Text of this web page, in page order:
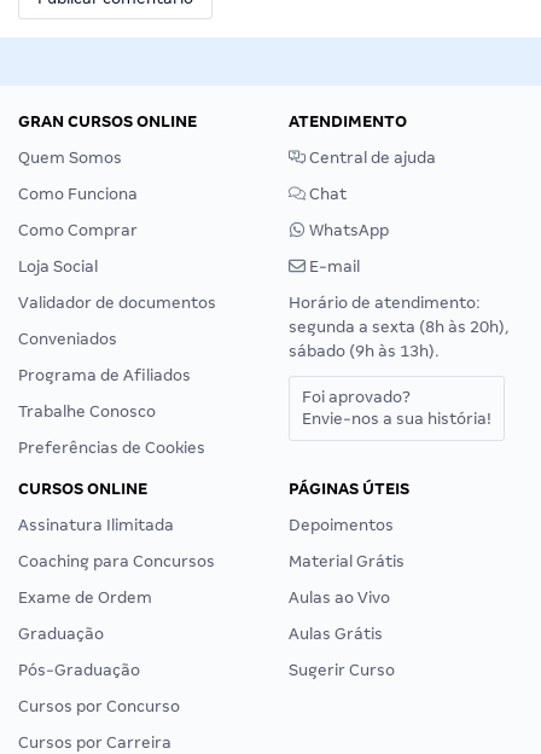
GRAN CURSOS ONLINE
Quem Somos
Como Funciona
Como Comprar
Loja Social
Validador de documentos
Conveniados
Programa de Afiliados
Trabalhe Conosco
Preferências de Cookies
ATENDIMENTO
Central de ajuda
Chat
WhatsApp
E-mail
Horário de atendimento:
segunda a sexta (8h às 20h),
sábado (9h às 13h).
Foi aprovado?
Envie-nos a sua história!
CURSOS ONLINE
Assinatura Ilimitada
Coaching para Concursos
Exame de Ordem
Graduação
Pós-Graduação
Cursos por Concurso
Cursos por Carreira
PÁGINAS ÚTEIS
Depoimentos
Material Grátis
Aulas ao Vivo
Aulas Grátis
Sugerir Curso